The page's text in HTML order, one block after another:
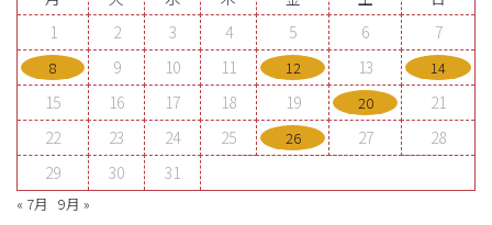
1
2 3 4 5 6 7
8 9 10 11 12 13 14
15 16 17 18 19 20
21
22
23 24 25 26 27
28
29
30 31
« 7月 9月 »